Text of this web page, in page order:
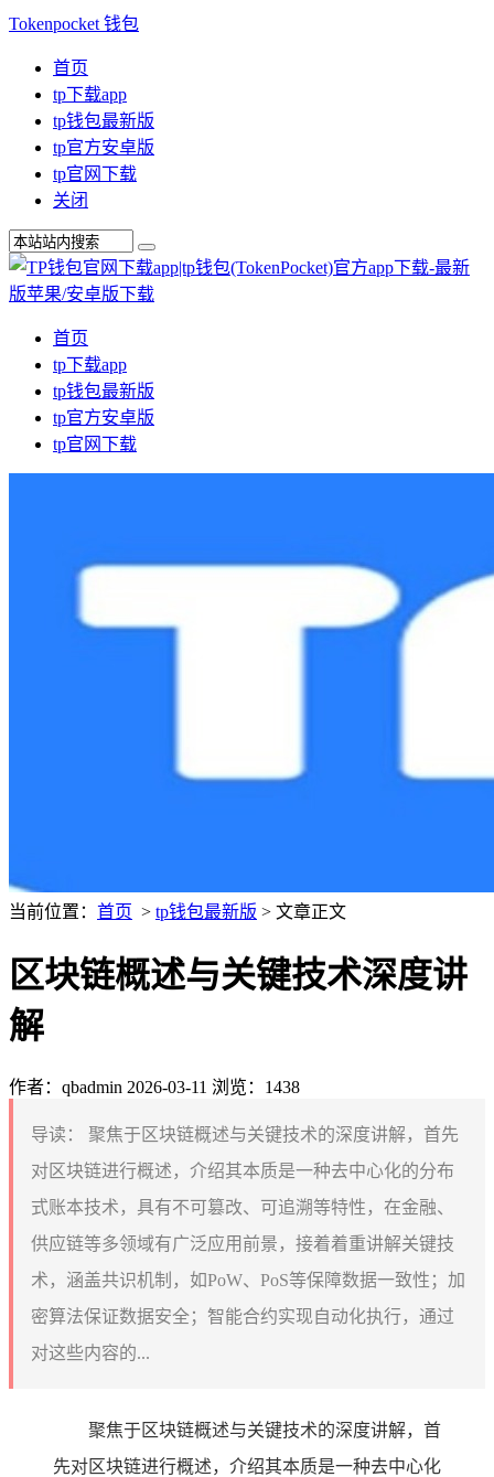
Tokenpocket 钱包
首页
tp下载app
tp钱包最新版
tp官方安卓版
tp官网下载
关闭
首页
tp下载app
tp钱包最新版
tp官方安卓版
tp官网下载
当前位置： 首页 > tp钱包最新版 > 文章正文
区块链概述与关键技术深度讲
解
作者：qbadmin 2026-03-11 浏览：1438
导读：
聚焦于区块链概述与关键技术的深度讲解，首先
对区块链进行概述，介绍其本质是一种去中心化的分布
式账本技术，具有不可篡改、可追溯等特性，在金融、
供应链等多领域有广泛应用前景，接着着重讲解关键技
术，涵盖共识机制，如PoW、PoS等保障数据一致性；加
密算法保证数据安全；智能合约实现自动化执行，通过
对这些内容的...
聚焦于区块链概述与关键技术的深度讲解，首
先对区块链进行概述，介绍其本质是一种去中心化